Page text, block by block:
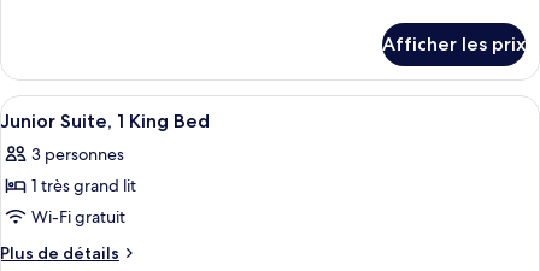
chambre :
Superior
Queen
Room
for
2
People
-
Superior
Queen
Room
2
People
Non-
Smoking
Afficher les prix
Afficher
toutes
les
photos
pour
ce
Une chambre d’hôtel avec un lit,
14
Junior Suite, 1 King Bed
3 personnes
1 très grand lit
Wi-Fi gratuit
Plus de détails
Plus